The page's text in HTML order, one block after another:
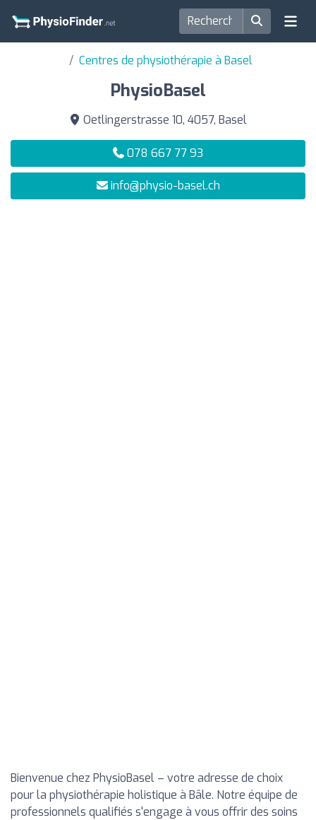
Centres de physiothérapie à Basel
PhysioBasel
Oetlingerstrasse 10, 4057, Basel
078 667 77 93
info@physio-basel.ch
Bienvenue chez PhysioBasel – votre adresse de choix
pour la physiothérapie holistique à Bâle. Notre équipe de
professionnels qualifiés s'engage à vous offrir des soins